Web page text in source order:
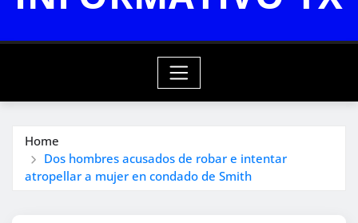
Home
Dos hombres acusados de robar e intentar
atropellar a mujer en condado de Smith